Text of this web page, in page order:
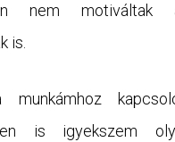
nem motiváltak
is.
munkámhoz
is igyekszem